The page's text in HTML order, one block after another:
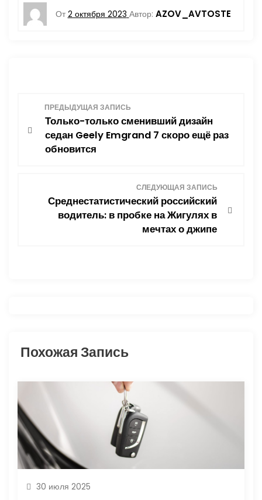
От 2 октября 2023 Автор: AZOV_AVTOSTE
п
з
а
п
и
ПРЕДЫДУЩАЯ ЗАПИСЬ
Только-только сменивший дизайн
седан Geely Emgrand 7 скоро ещё раз
обновится
СЛЕДУЮЩАЯ ЗАПИСЬ
Среднестатистический российский
водитель: в пробке на Жигулях в
мечтах о джипе
Похожая Запись
30 июля 2025